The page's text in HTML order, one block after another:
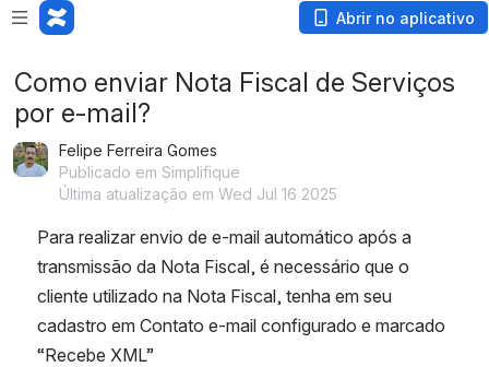
Abrir no aplicativo
Como enviar Nota Fiscal de Serviços
por e-mail?
Felipe Ferreira Gomes
Publicado em Simplifique
Última atualização em Wed Jul 16 2025
Para realizar envio de e-mail automático após a
transmissão da Nota Fiscal, é necessário que o
cliente utilizado na Nota Fiscal, tenha em seu
cadastro em Contato e-mail configurado e marcado
“Recebe XML”